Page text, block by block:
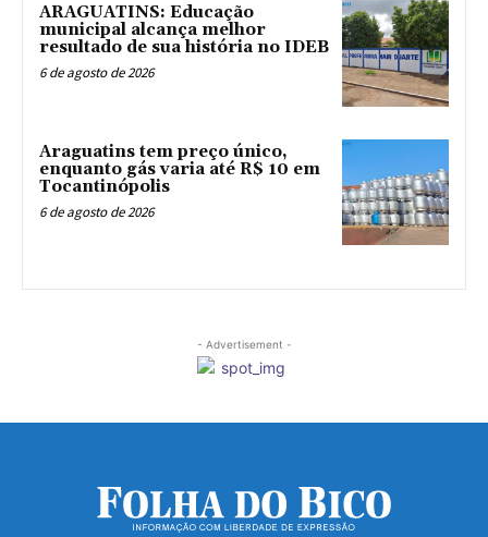
ARAGUATINS: Educação
municipal alcança melhor
resultado de sua história no IDEB
6 de agosto de 2026
Araguatins tem preço único,
enquanto gás varia até R$ 10 em
Tocantinópolis
6 de agosto de 2026
- Advertisement -